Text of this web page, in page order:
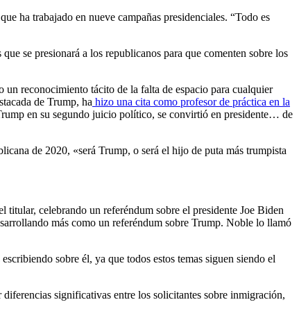
ha trabajado en nueve campañas presidenciales. “Todo es
se presionará a los republicanos para que comenten sobre los
un reconocimiento tácito de la falta de espacio para cualquier
de Trump, ha hizo una cita como profesor de práctica en la
en su segundo juicio político, se convirtió en presidente… de
de 2020, «será Trump, o será el hijo de puta más trumpista
titular, celebrando un referéndum sobre el presidente Joe Biden
más como un referéndum sobre Trump. Noble lo llamó
sobre él, ya que todos estos temas siguen siendo el
significativas entre los solicitantes sobre inmigración,